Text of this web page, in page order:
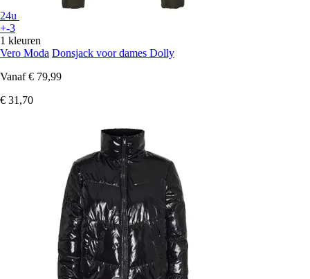
24u
+-3
1 kleuren
Vero Moda Donsjack voor dames Dolly
Vanaf € 79,99
€ 31,70